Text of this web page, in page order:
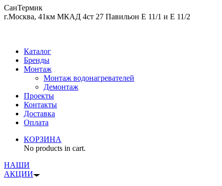
СанТермик
г.Москва, 41км МКАД 4ст 27 Павильон Е 11/1 и Е 11/2
Каталог
Бренды
Монтаж
Монтаж водонагревателей
Демонтаж
Проекты
Контакты
Доставка
Оплата
КОРЗИНА
No products in cart.
НАШИ
АКЦИИ